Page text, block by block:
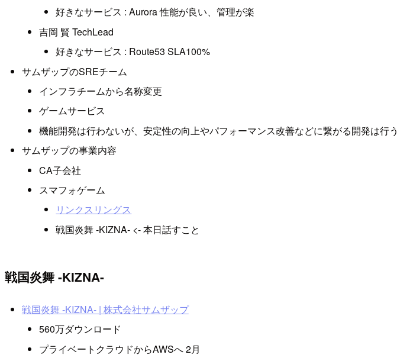
好きなサービス : Aurora 性能が良い、管理が楽
吉岡 賢 TechLead
好きなサービス : Route53 SLA100%
サムザップのSREチーム
インフラチームから名称変更
ゲームサービス
機能開発は行わないが、安定性の向上やパフォーマンス改善などに繋がる開発は行う
サムザップの事業内容
CA子会社
スマフォゲーム
リンクスリングス
戦国炎舞 -KIZNA- <- 本日話すこと
戦国炎舞 -KIZNA-
戦国炎舞 -KIZNA- | 株式会社サムザップ
560万ダウンロード
プライベートクラウドからAWSへ 2月